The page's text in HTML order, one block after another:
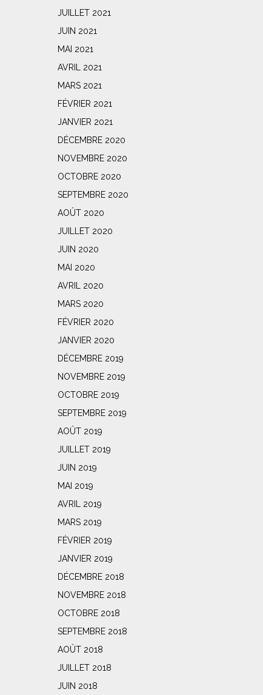
JUILLET 2021
JUIN 2021
MAI 2021
AVRIL 2021
MARS 2021
FÉVRIER 2021
JANVIER 2021
DÉCEMBRE 2020
NOVEMBRE 2020
OCTOBRE 2020
SEPTEMBRE 2020
AOÛT 2020
JUILLET 2020
JUIN 2020
MAI 2020
AVRIL 2020
MARS 2020
FÉVRIER 2020
JANVIER 2020
DÉCEMBRE 2019
NOVEMBRE 2019
OCTOBRE 2019
SEPTEMBRE 2019
AOÛT 2019
JUILLET 2019
JUIN 2019
MAI 2019
AVRIL 2019
MARS 2019
FÉVRIER 2019
JANVIER 2019
DÉCEMBRE 2018
NOVEMBRE 2018
OCTOBRE 2018
SEPTEMBRE 2018
AOÛT 2018
JUILLET 2018
JUIN 2018